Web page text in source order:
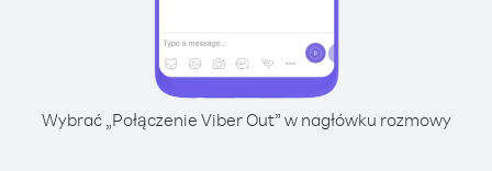
Wybrać „Połączenie Viber Out” w nagłówku rozmowy